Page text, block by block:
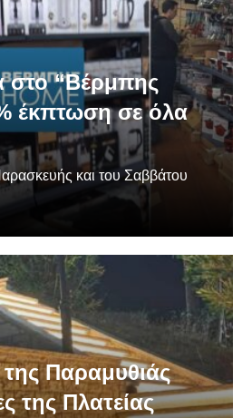
στο “Βέρμπης
έκπτωση σε όλα
και του Σαββάτου
Παραμυθιάς
της Πλατείας